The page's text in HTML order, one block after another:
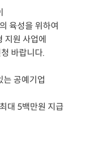
육성을 위하여
지원 사업에
바랍니다.
공예기업
대 5백만원 지급